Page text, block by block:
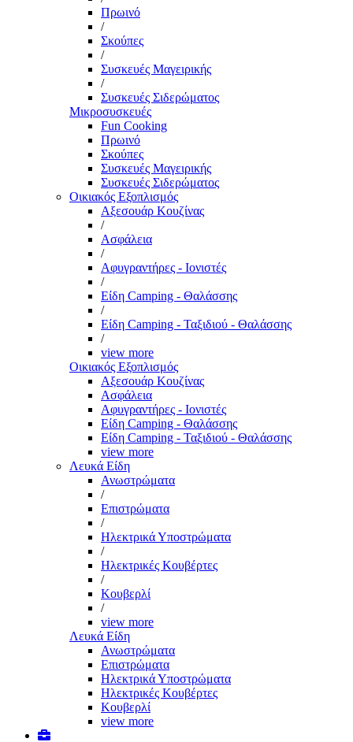
Πρωινό
/
Σκούπες
/
Συσκευές Μαγειρικής
/
Συσκευές Σιδερώματος
Μικροσυσκευές
Fun Cooking
Πρωινό
Σκούπες
Συσκευές Μαγειρικής
Συσκευές Σιδερώματος
Οικιακός Εξοπλισμός
Αξεσουάρ Κουζίνας
/
Ασφάλεια
/
Αφυγραντήρες - Ιονιστές
/
Είδη Camping - Θαλάσσης
/
Είδη Camping - Ταξιδιού - Θαλάσσης
/
view more
Οικιακός Εξοπλισμός
Αξεσουάρ Κουζίνας
Ασφάλεια
Αφυγραντήρες - Ιονιστές
Είδη Camping - Θαλάσσης
Είδη Camping - Ταξιδιού - Θαλάσσης
view more
Λευκά Είδη
Ανωστρώματα
/
Επιστρώματα
/
Ηλεκτρικά Υποστρώματα
/
Ηλεκτρικές Κουβέρτες
/
Κουβερλί
/
view more
Λευκά Είδη
Ανωστρώματα
Επιστρώματα
Ηλεκτρικά Υποστρώματα
Ηλεκτρικές Κουβέρτες
Κουβερλί
view more